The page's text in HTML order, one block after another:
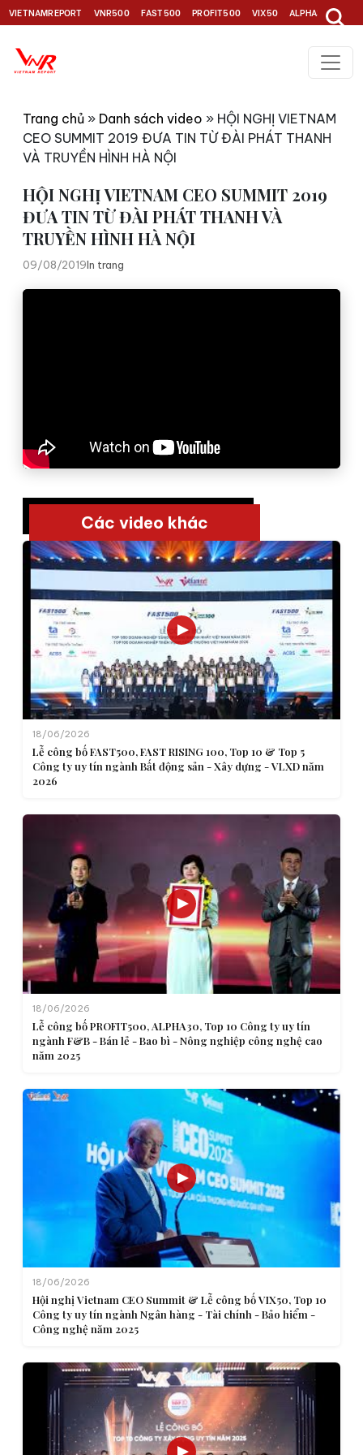
VIETNAMREPORT VNR500 FAST500 PROFIT500 VIX50 ALPHA30
Trang chủ » Danh sách video » HỘI NGHỊ VIETNAM
CEO SUMMIT 2019 ĐƯA TIN TỪ ĐÀI PHÁT THANH
VÀ TRUYỀN HÌNH HÀ NỘI
HỘI NGHỊ VIETNAM CEO SUMMIT 2019
ĐƯA TIN TỪ ĐÀI PHÁT THANH VÀ
TRUYỀN HÌNH HÀ NỘI
09/08/2019In trang
Các video khác
18/06/2026
Lễ công bố FAST500, FAST RISING 100, Top 10 & Top 5
Công ty uy tín ngành Bất động sản - Xây dựng - VLXD năm
2026
18/06/2026
Lễ công bố PROFIT500, ALPHA30, Top 10 Công ty uy tín
ngành F&B - Bán lẻ - Bao bì - Nông nghiệp công nghệ cao
năm 2025
18/06/2026
Hội nghị Vietnam CEO Summit & Lễ công bố VIX50, Top 10
Công ty uy tín ngành Ngân hàng - Tài chính - Bảo hiểm -
Công nghệ năm 2025